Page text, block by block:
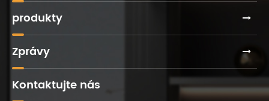
produkty
Zprávy
Kontaktujte nás